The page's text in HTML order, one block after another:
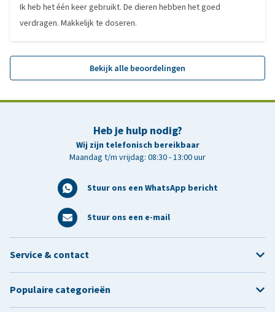
Ik heb het één keer gebruikt. De dieren hebben het goed
verdragen. Makkelijk te doseren.
Bekijk alle beoordelingen
Heb je hulp nodig?
Wij zijn telefonisch bereikbaar
Maandag t/m vrijdag: 08:30 - 13:00 uur
Stuur ons een WhatsApp bericht
Stuur ons een e-mail
Service & contact
Populaire categorieën